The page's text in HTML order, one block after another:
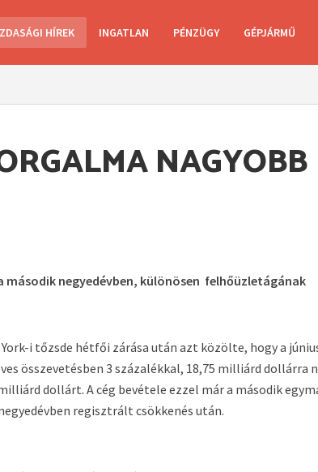
HÍREK INGATLAN PÉNZÜGY GÉPJÁRMŰ
NAGYOBB
második negyedévben, különösen felhőüzletágának
i tőzsde hétfői zárása után azt közölte, hogy a
összevetésben 3 százalékkal, 18,75 milliárd dollárra
dollárt. A cég bevétele ezzel már a második
regisztrált csökkenés után.